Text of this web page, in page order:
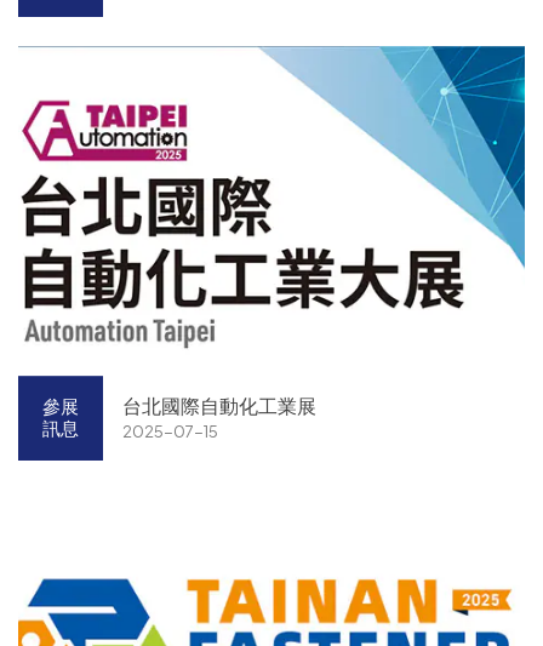
參展
訊息
台北國際自動化工業展
2025-07-15